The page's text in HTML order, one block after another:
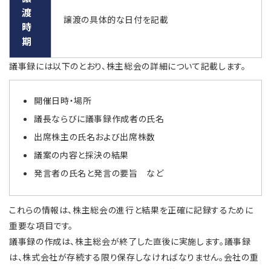
渡
時
期
譲渡の具体的な日付を記載
議事録には以下のとおり、株主総会の詳細について記載します。
開催日時・場所
議長ならびに議事録作成者の氏名
出席株主の氏名および出席株数
議案の内容と採決の結果
発言者の氏名と発言の要旨 など
これらの情報は、株主総会の進行と結果を正確に記録するために
重要な項目です。
議事録の作成は、株主総会が終了した直後に実施します。議事録
は、株式会社が存続する限り保存しなければなりません。会社の重